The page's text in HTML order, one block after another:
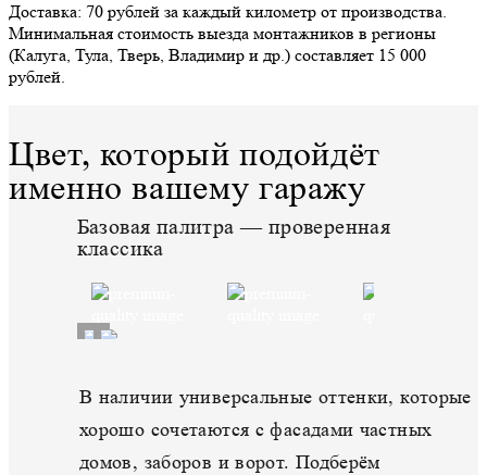
Доставка: 70 рублей за каждый километр от производства.
Минимальная стоимость выезда монтажников в регионы
(Калуга, Тула, Тверь, Владимир и др.) составляет 15 000
рублей.
Цвет, который подойдёт
именно вашему гаражу
Базовая палитра — проверенная
классика
В наличии универсальные оттенки, которые
хорошо сочетаются с фасадами частных
домов, заборов и ворот. Подберём